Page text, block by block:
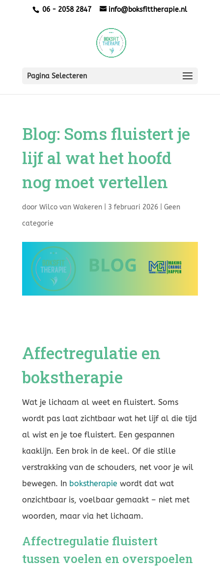
06 - 2058 2847 info@boksfittherapie.nl
Pagina Selecteren
Blog: Soms fluistert je
lijf al wat het hoofd
nog moet vertellen
door Wilco van Wakeren| 3 februari 2026| Geen
categorie
Affectregulatie en
bokstherapie
Wat je lichaam al weet en fluistert. Soms
wordt pas laat zichtbaar wat het lijf al die tijd
al wist en je toe fluistert. Een gespannen
kaaklijn. Een brok in de keel. Of die stille
verstrakking van de schouders, net voor je wil
bewegen. In bokstherapie wordt dat wat
onzichtbaar is, voelbaar gemaakt – niet met
woorden, maar via het lichaam.
Affectregulatie fluistert
tussen voelen en overspoelen